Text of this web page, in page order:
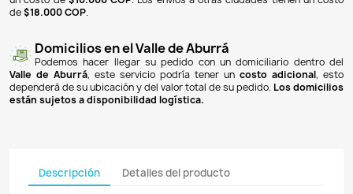
NOTIFICARME CUANDO ESTÉ DISPONIBLE
Bancolombia, Davivienda Nequi yDaviplata
PSEy contarjetas de crédito.